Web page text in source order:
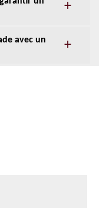
avec un